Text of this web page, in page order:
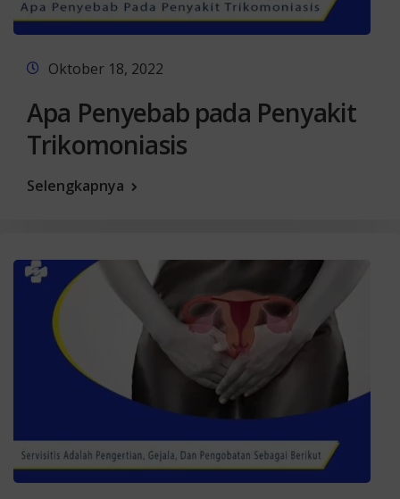
Oktober 18, 2022
Apa Penyebab pada Penyakit
Trikomoniasis
Selengkapnya